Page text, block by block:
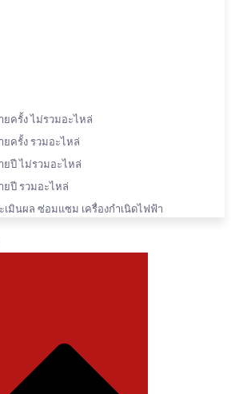
ยครั้ง ไม่รวมอะไหล่
ยครั้ง รวมอะไหล่
ยปี ไม่รวมอะไหล่
ยปี รวมอะไหล่
เมินผล ซ่อมแซม เครื่องกำเนิดไฟฟ้า